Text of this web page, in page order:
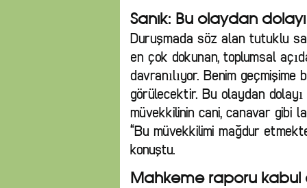
Sanık: Bu olaydan
Duruşmada söz alan tutuklu
en çok dokunan, toplumsal
davranılıyor. Benim
görülecektir. Bu olaydan dolayı
müvekkilinin cani, canavar gibi
“Bu müvekkilimi mağdur
konuştu.
Mahkeme raporu kabul